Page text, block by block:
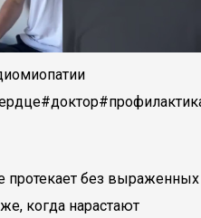
протекает без выраженных
когда нарастают